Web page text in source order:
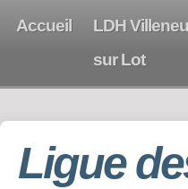
Accueil
LDH
sur Lot
Ligue